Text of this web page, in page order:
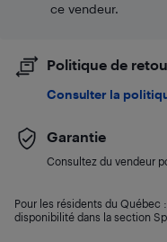
ce vendeur.
Politique de
Consulter la
Garantie
Consultez du vendeur
Pour les résidents du Québec
disponibilité dans la section